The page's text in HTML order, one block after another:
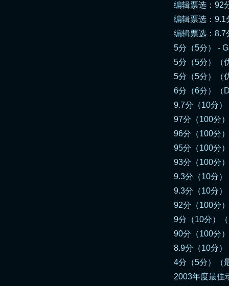
编辑票选：92
编辑票选：
编辑票选：8.7
5分（5分） -
5分（5分）（
5分（5分）（
6分（6分）（
9.7分（10分
97分（100分
96分（100分
95分（100分
93分（100分
9.3分（10分
9.3分（10分
92分（100分
9分（10分）
90分（100分
8.9分（10分
4分（5分）（
2003年度最佳